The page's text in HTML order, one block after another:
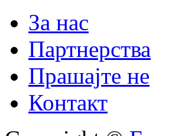
За нас
Партнерства
Прашајте не
Контакт